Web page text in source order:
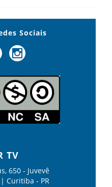
Sociais
TV
650 - Juvevê
| Curitiba - PR